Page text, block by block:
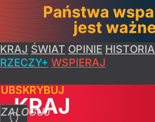
KRAJ ŚWIAT OPINIE HISTORIA
RZECZY+ WSPIERAJ
ZALOGUJ
KRAJ